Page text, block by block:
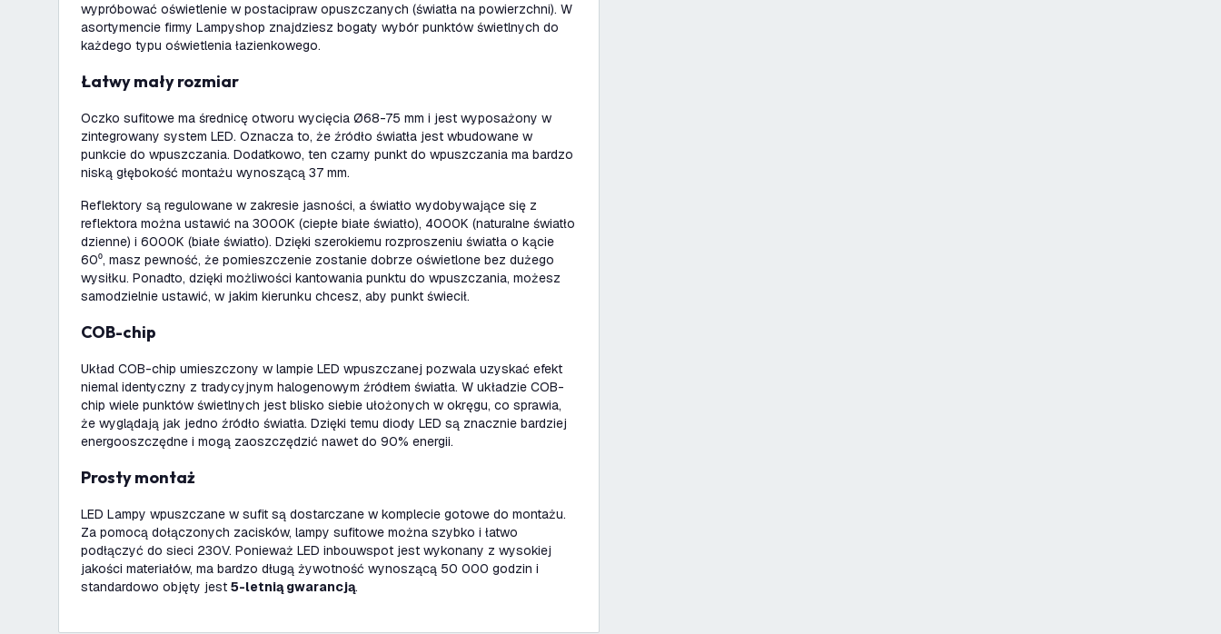
wypróbować oświetlenie w postacipraw opuszczanych (światła na powierzchni). W
asortymencie firmy Lampyshop znajdziesz bogaty wybór punktów świetlnych do
każdego typu oświetlenia łazienkowego.
Łatwy mały rozmiar
Oczko sufitowe ma średnicę otworu wycięcia Ø68-75 mm i jest wyposażony w
zintegrowany system LED. Oznacza to, że źródło światła jest wbudowane w
punkcie do wpuszczania. Dodatkowo, ten czarny punkt do wpuszczania ma bardzo
niską głębokość montażu wynoszącą 37 mm.
Reflektory są regulowane w zakresie jasności, a światło wydobywające się z
reflektora można ustawić na 3000K (ciepłe białe światło), 4000K (naturalne światło
dzienne) i 6000K (białe światło). Dzięki szerokiemu rozproszeniu światła o kącie
60⁰, masz pewność, że pomieszczenie zostanie dobrze oświetlone bez dużego
wysiłku. Ponadto, dzięki możliwości kantowania punktu do wpuszczania, możesz
samodzielnie ustawić, w jakim kierunku chcesz, aby punkt świecił.
COB-chip
Układ COB-chip umieszczony w lampie LED wpuszczanej pozwala uzyskać efekt
niemal identyczny z tradycyjnym halogenowym źródłem światła. W układzie COB-
chip wiele punktów świetlnych jest blisko siebie ułożonych w okręgu, co sprawia,
że wyglądają jak jedno źródło światła. Dzięki temu diody LED są znacznie bardziej
energooszczędne i mogą zaoszczędzić nawet do 90% energii.
Prosty montaż
LED Lampy wpuszczane w sufit są dostarczane w komplecie gotowe do montażu.
Za pomocą dołączonych zacisków, lampy sufitowe można szybko i łatwo
podłączyć do sieci 230V. Ponieważ LED inbouwspot jest wykonany z wysokiej
jakości materiałów, ma bardzo długą żywotność wynoszącą 50 000 godzin i
standardowo objęty jest 5-letnią gwarancją.